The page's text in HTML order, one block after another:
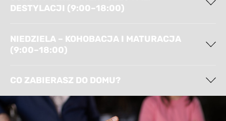
DESTYLACJI (9:00–18:00)
NIEDZIELA – KOHOBACJA I MATURACJA
(9:00–18:00)
CO ZABIERASZ DO DOMU?